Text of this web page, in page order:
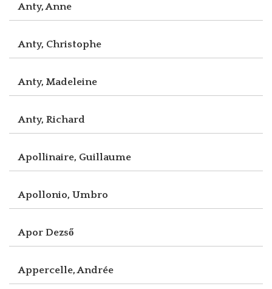
Anty, Anne
Anty, Christophe
Anty, Madeleine
Anty, Richard
Apollinaire, Guillaume
Apollonio, Umbro
Apor Dezső
Appercelle, Andrée